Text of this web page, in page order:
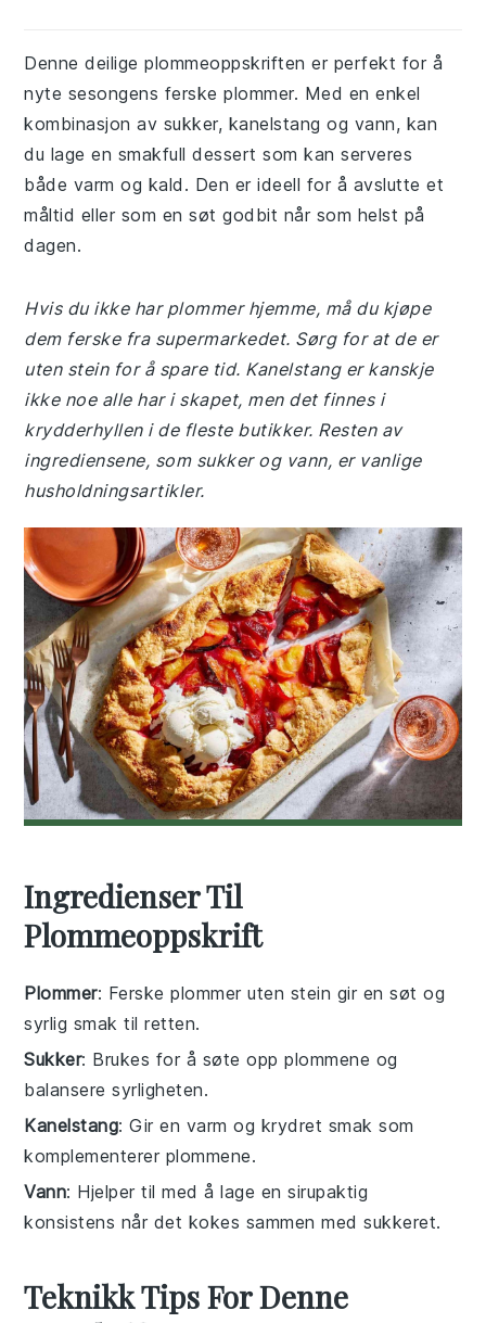
Denne deilige plommeoppskriften er perfekt for å
nyte sesongens ferske plommer. Med en enkel
kombinasjon av sukker, kanelstang og vann, kan
du lage en smakfull dessert som kan serveres
både varm og kald. Den er ideell for å avslutte et
måltid eller som en søt godbit når som helst på
dagen.
Hvis du ikke har plommer hjemme, må du kjøpe
dem ferske fra supermarkedet. Sørg for at de er
uten stein for å spare tid. Kanelstang er kanskje
ikke noe alle har i skapet, men det finnes i
krydderhyllen i de fleste butikker. Resten av
ingrediensene, som sukker og vann, er vanlige
husholdningsartikler.
Ingredienser Til
Plommeoppskrift
Plommer: Ferske plommer uten stein gir en søt og
syrlig smak til retten.
Sukker: Brukes for å søte opp plommene og
balansere syrligheten.
Kanelstang: Gir en varm og krydret smak som
komplementerer plommene.
Vann: Hjelper til med å lage en sirupaktig
konsistens når det kokes sammen med sukkeret.
Teknikk Tips For Denne